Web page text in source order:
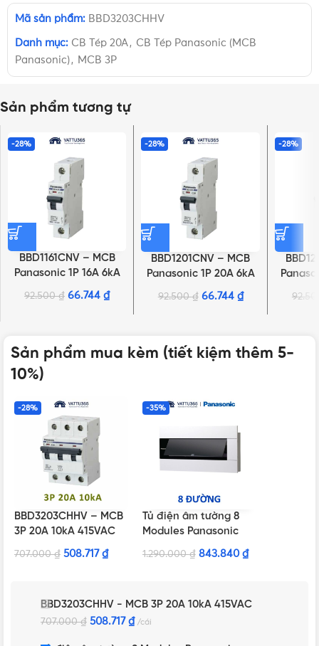
Mã sản phẩm: BBD3203CHHV
Danh mục: CB Tép 20A, CB Tép Panasonic (MCB
Panasonic), MCB 3P
Sản phẩm tương tự
-28%
BBD1161CNV – MCB
Panasonic 1P 16A 6kA
240VAC
92.500₫ 66.744₫
-28%
BBD1201CNV – MCB
Panasonic 1P 20A 6kA
240VAC
92.500₫ 66.744 ₫
-28%
Sản phẩm mua kèm (tiết kiệm thêm 5-
10%)
-28%
BBD3203CHHV – MCB
3P 20A 10kA 415VAC
707.000₫ 508.717 ₫
-35%
Tủ điện âm tường 8
Modules Panasonic
BQDX08T11AV màu
1.290.000₫ 843.840 ₫
BBD3203CHHV - MCB 3P 20A 10kA 415VAC
707.000₫ 508.717 ₫ cái